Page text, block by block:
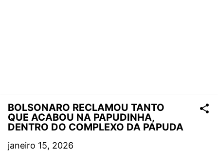
BOLSONARO RECLAMOU TANTO
QUE ACABOU NA PAPUDINHA,
DENTRO DO COMPLEXO DA PAPUDA
janeiro 15, 2026